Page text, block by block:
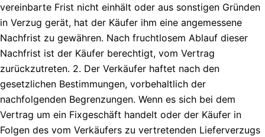
vereinbarte Frist nicht einhält oder aus sonstigen Gründen
in Verzug gerät, hat der Käufer ihm eine angemessene
Nachfrist zu gewähren. Nach fruchtlosem Ablauf dieser
Nachfrist ist der Käufer berechtigt, vom Vertrag
zurückzutreten. 2. Der Verkäufer haftet nach den
gesetzlichen Bestimmungen, vorbehaltlich der
nachfolgenden Begrenzungen. Wenn es sich bei dem
Vertrag um ein Fixgeschäft handelt oder der Käufer in
Folgen des vom Verkäufers zu vertretenden Lieferverzugs